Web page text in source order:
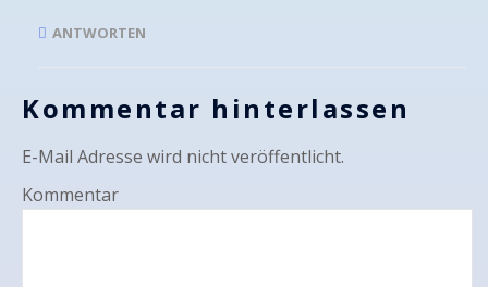
ANTWORTEN
Kommentar hinterlassen
E-Mail Adresse wird nicht veröffentlicht.
Kommentar